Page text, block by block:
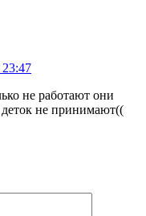
не работают они
не принимают((